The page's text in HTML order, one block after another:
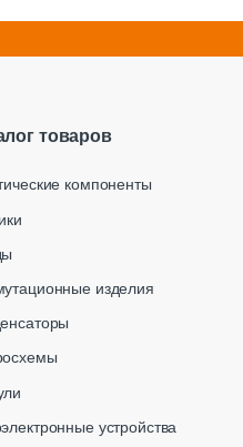
товаров
компоненты
изделия
устройства